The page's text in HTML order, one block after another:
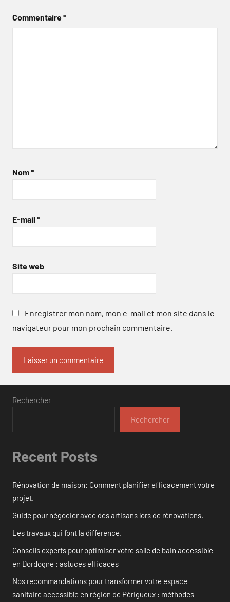
Commentaire*
Nom*
E-mail *
Site web
Enregistrer mon nom, mon e-mail et mon site dans le
navigateur pour mon prochain commentaire.
Rechercher
Rechercher
Recent Posts
Rénovation de maison: Comment planifier efficacement votre
projet.
Guide pour négocier avec des artisans lors de rénovations.
Les travaux qui font la différence.
Conseils experts pour optimiser votre salle de bain accessible
en Dordogne : astuces efficaces
Nos recommandations pour transformer votre espace
sanitaire accessible en région de Périgueux : méthodes